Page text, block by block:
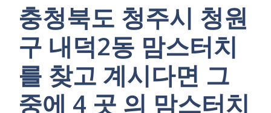
충청북도 청주시 청원
구 내덕2동 맘스터치
를 찾고 계시다면 그
중에 4 곳 의 맘스터치